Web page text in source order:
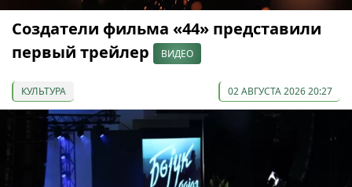
Создатели фильма «44» представили
первый трейлер
ВИДЕО
КУЛЬТУРА 02 АВГУСТА 2026 20:27